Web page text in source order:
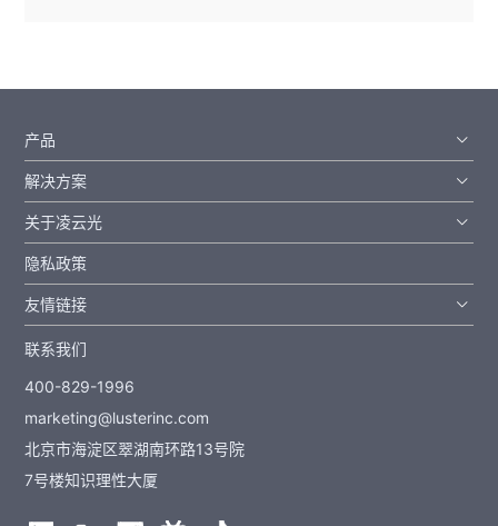
产品
解决方案
关于凌云光
隐私政策
友情链接
联系我们
400-829-1996
marketing@lusterinc.com
北京市海淀区翠湖南环路13号院
7号楼知识理性大厦